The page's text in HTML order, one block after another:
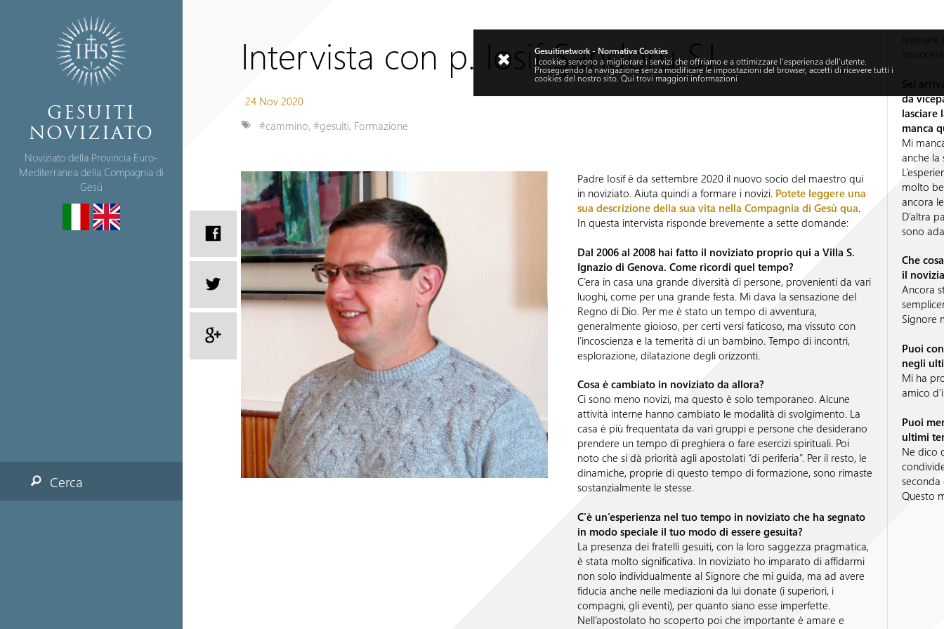
GESUITI
NOVIZIATO
Noviziato della Provincia Euro-
Mediterranea della Compagnia di
Gesù
Cerca
Intervista con p. Iosif Şandoru SJ
24 Nov 2020
#cammino, #gesuiti, Formazione
Padre Iosif è da settembre 2020 il nuovo socio del maestro qui
in noviziato. Aiuta quindi a formare i novizi. Potete leggere una
sua descrizione della sua vita nella Compagnia di Gesù qua.
In questa intervista risponde brevemente a sette domande:
Dal 2006 al 2008 hai fatto il noviziato proprio qui a Villa S.
Ignazio di Genova. Come ricordi quel tempo?
C’era in casa una grande diversità di persone, provenienti da vari
luoghi, come per una grande festa. Mi dava la sensazione del
Regno di Dio. Per me è stato un tempo di avventura,
generalmente gioioso, per certi versi faticoso, ma vissuto con
l’incoscienza e la temerità di un bambino. Tempo di incontri,
esplorazione, dilatazione degli orizzonti.
Cosa è cambiato in noviziato da allora?
Ci sono meno novizi, ma questo è solo temporaneo. Alcune
attività interne hanno cambiato le modalità di svolgimento. La
casa è più frequentata da vari gruppi e persone che desiderano
prendere un tempo di preghiera o fare esercizi spirituali. Poi
noto che si dà priorità agli apostolati “di periferia”. Per il resto, le
dinamiche, proprie di questo tempo di formazione, sono rimaste
sostanzialmente le stesse.
C’è un’esperienza nel tuo tempo in noviziato che ha segnato
in modo speciale il tuo modo di essere gesuita?
La presenza dei fratelli gesuiti, con la loro saggezza pragmatica,
è stata molto significativa. In noviziato ho imparato di affidarmi
non solo individualmente al Signore che mi guida, ma ad avere
fiducia anche nelle mediazioni da lui donate (i superiori, i
compagni, gli eventi), per quanto siano esse imperfette.
Nell’apostolato ho scoperto poi che importante è amare e
Sei
da
lasciare
manca
Mi
anche la
molto
ancora
D’altra
sono
Che
il
Ancora
Signore
Puoi
negli
Mi ha
amico
Puoi
ultimi
Ne dico
seconda
Questo
Gesuitinetwork - Normativa Cookies
I cookies servono a migliorare i servizi che offriamo e a ottimizzare l'esperienza dell'utente.
Proseguendo la navigazione senza modificare le impostazioni del browser, accetti di ricevere tutti i
cookies del nostro sito. Qui trovi maggiori informazioni